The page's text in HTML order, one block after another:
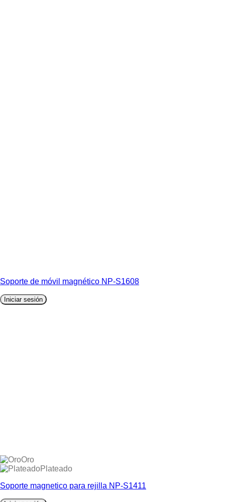
Soporte de móvil magnético NP-S1608
Iniciar sesión
Oro
Plateado
Soporte magnetico para rejilla NP-S1411